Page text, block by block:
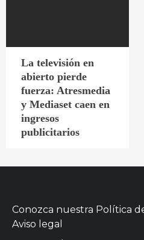
La televisión en
abierto pierde
fuerza: Atresmedia
y Mediaset caen en
ingresos
publicitarios
Conozca nuestra Política
Aviso legal